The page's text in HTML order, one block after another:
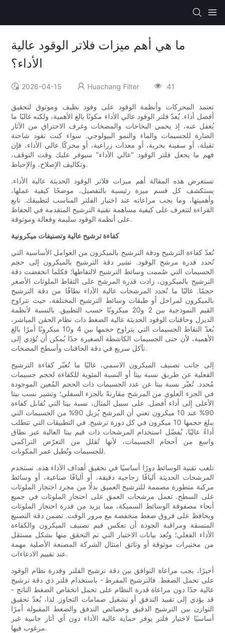
ما هي أهم ميزات فلاتر الوقود عالية
الأداء؟
2026-04-15 Huachang Filter 41
تعتمد المحركات وأنظمة الوقود على وقود نظيف وموثوق لتحقيق
أفضل أداء. يُعدّ فلتر الوقود عالي الأداء مكونًا بالغ الأهمية، ولكنه غالبًا ما
يُغفل عنه، إذ يحمي البخاخات والمضخات وغرف الاحتراق من الآثار
الضارة للجسيمات والماء والنمو البيولوجي. سواء كنت تقود شاحنة
ثقيلة، أو سفينة بحرية، أو معدات زراعية، أو محركًا عالي الأداء، فإن
فهم ما يجعل فلتر الوقود "عالي الأداء" سيوفر عليك وقت التوقف،
وتكاليف الإصلاح، والإحباط.
تستعرض هذه المقالة أهم ميزات فلاتر الوقود الحديثة عالية الأداء.
يستكشف كل قسم ميزة رئيسية بالتفصيل، موضحًا كيفية عملها،
وأهميتها، وما يجب مراعاته عند اختيار الفلتر المناسب لتطبيقك. تابع
القراءة لتتعرف على كيفية مساهمة تقنية الترشيح المتقدمة في الحفاظ
على أنظمة الوقود سليمة وفعالة وموثوقة.
كفاءة ترشيح عالية وتصنيفات ميكرونية
تُعدّ كفاءة الترشيح ودقة الترشيح بالميكرون من العوامل الأساسية التي
تُحدد قدرة مرشح الوقود. تشير دقة الترشيح بالميكرون إلى حجم
الجسيمات التي صُممت وسائط الترشيح لالتقاطها؛ فكلما انخفضت دقة
الترشيح بالميكرون، زادت قدرة المرشح على التقاط الملوثات الأصغر
حجمًا. غالبًا ما تُحدد المرشحات عالية الأداء نطاقًا من دقة الترشيح
بالميكرون لمراحل أو طبقات وسائط الترشيح المختلفة، حيث تتراوح
القيم النموذجية بين 2 و20 ميكرونًا حسب التطبيق. بالنسبة لأنظمة
الديزل وحاقنات الوقود الحديثة عالية الضغط ذات نظام الحقن المباشر،
يُعدّ التقاط الجسيمات التي يتراوح حجمها بين 4 و10 ميكرونًا أمرًا بالغ
الأهمية، لأن حتى الجسيمات الكاشطة الصغيرة جدًا يُمكن أن تُؤدي إلى
تآكل سريع في دقة الحاقنات وأسطح المضخات.
إلى جانب تصنيف الميكرون الاسمي، غالبًا ما تُعبّر كفاءة الترشيح
الفعلية عن طريق نسبة بيتا أو النسبة المئوية للكفاءة لحجم جسيمات
مُحدد. تُعبّر نسبة بيتا عن عدد الجسيمات ذات الحجم المُعين الموجودة
في الجزء العلوي من المرشح مقارنةً بالجزء السفلي؛ وتشير نسب بيتا
الأعلى إلى أداء أفضل. على سبيل المثال، نسبة بيتا التي تُقابل كفاءة
90% عند 10 ميكرون تعني أن المرشح يُزيل 90% من الجسيمات التي
يبلغ حجمها 10 ميكرون في كل دورة ترشيح. في التطبيقات التي تتطلب
أداءً عاليًا، يُفضّل استخدام المرشحات ذات قيم بيتا العالية عبر نطاق
واسع من أحجام الجسيمات، لأنها تُقلل من التعرّض التراكمي
للجسيمات وتُطيل عمر المكونات.
تلعب تقنية الوسائط دورًا أساسيًا في تحقيق أهداف الأداء هذه. تستخدم
المرشحات الحديثة أليافًا زجاجية دقيقة، أو أليافًا صناعية، أو وسائط
مركبة متطورة مصممة للترشيح العميق بدلًا من مجرد احتجاز الملوثات
على السطح. تعمل مرشحات العمق على احتجاز الملوثات في جميع
أنحاء مصفوفة الوسائط السميكة، مما يزيد من قدرة احتجاز الملوثات
ويحافظ على فروق ضغط منخفضة مع مرور الوقت. تضمن دقة التصنيع
المتسقة ومراقبة الجودة أن تعكس قيم تصنيف الميكرون والكفاءة
الأداء الفعلي؛ وتُعد بيانات الاختبار التي تم التحقق منها بشكل مستقل
من مختبرات موثوقة أو وثائق امتثال الشركة المصنعة الأصلية مهمة
عند تقييم الادعاءات.
أخيرًا، يجب مراعاة التوافق بين دقة ترشيح الفلتر وقدرة نظام الوقود
على تحمل الضغط. فالترشيح المفرط - باستخدام فلتر ذي دقة ترشيح
عالية جدًا دون مراعاة قدرة النظام على تحمل انخفاض الضغط الناتج -
قد يؤدي إلى تقييد التدفق أو تشغيل صمامات التجاوز. لذا، يُعدّ تحقيق
التوازن بين الترشيح الدقيق وخصائص التدفق والضغط المقبولة أمرًا
أساسيًا لاختيار فلتر يوفر حماية عالية الأداء دون أي آثار جانبية غير
مرغوب فيها.